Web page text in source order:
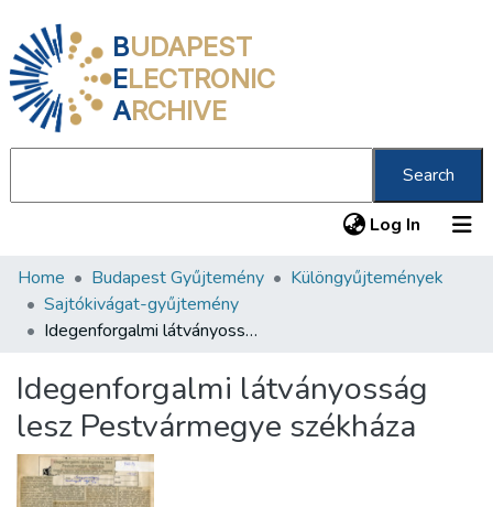
BUDAPEST
ELECTRONIC
ARCHIVE
Search
Log In (current)
Communities & Collections
All of DSpace
About us
Home Budapest Gyűjtemény
Különgyűjtemények
Sajtókivágat-gyűjtemény
Idegenforgalmi látványosság lesz Pestvármegye székháza
Idegenforgalmi látványosság
lesz Pestvármegye székháza